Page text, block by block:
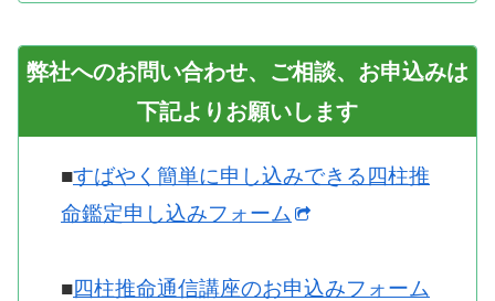
弊社へのお問い合わせ、ご相談、お申込みは
下記よりお願いします
■すばやく簡単に申し込みできる四柱推
命鑑定申し込みフォーム
■四柱推命通信講座のお申込みフォーム